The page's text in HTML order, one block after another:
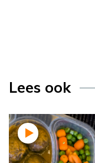
Lees ook